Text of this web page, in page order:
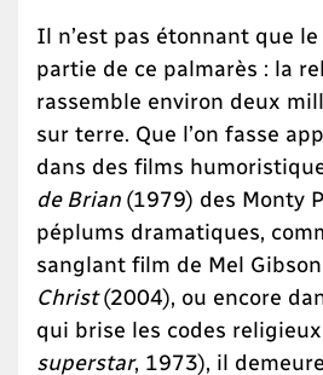
Il n’est pas étonnant que
partie de ce palmarès : la
rassemble environ deux
sur terre. Que l’on fasse
dans des films
de Brian (1979) des Monty
péplums dramatiques,
sanglant film de Mel Gibson
Christ(2004), ou encore
qui brise les codes
superstar, 1973), il